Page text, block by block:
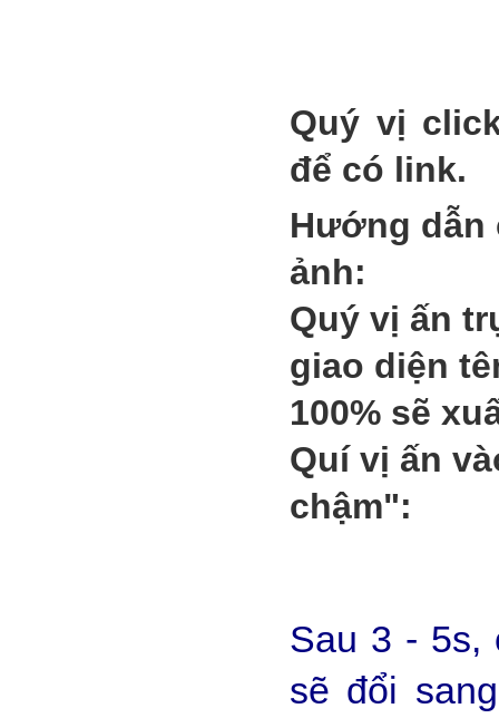
Quý vị
để có link.
Hướng dẫn
ảnh:
Quý vị ấn
giao diện
100% sẽ
Quí vị ấn
chậm":
Sau 3 - 5s,
sẽ đổi